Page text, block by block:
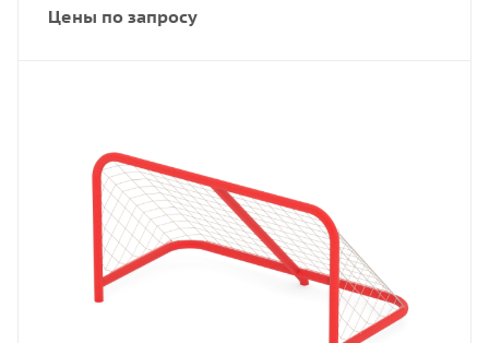
Цены по запросу